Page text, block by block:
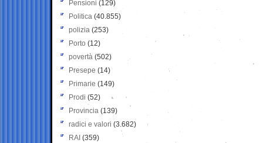
Pensioni (129)
Politica (40.855)
polizia (253)
Porto (12)
povertà (502)
Presepe (14)
Primarie (149)
Prodi (52)
Provincia (139)
radici e valori (3.682)
RAI (359)